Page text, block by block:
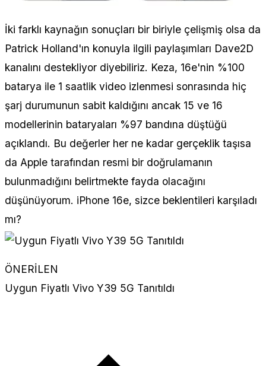
İki farklı kaynağın sonuçları bir biriyle çelişmiş olsa da
Patrick Holland'ın konuyla ilgili paylaşımları Dave2D
kanalını destekliyor diyebiliriz. Keza, 16e'nin %100
batarya ile 1 saatlik video izlenmesi sonrasında hiç
şarj durumunun sabit kaldığını ancak 15 ve 16
modellerinin bataryaları %97 bandına düştüğü
açıklandı. Bu değerler her ne kadar gerçeklik taşısa
da Apple tarafından resmi bir doğrulamanın
bulunmadığını belirtmekte fayda olacağını
düşünüyorum. iPhone 16e, sizce beklentileri karşıladı
mı?
ÖNERİLEN
Uygun Fiyatlı Vivo Y39 5G Tanıtıldı